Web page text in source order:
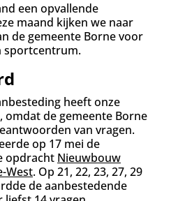
een opvallende
maand kijken we naar
de gemeente Borne voor
sportcentrum.
heeft onze
omdat de gemeente Borne
van vragen.
op 17 mei de
opdracht Nieuwbouw
West. Op 21, 22, 23, 27, 29
de aanbestedende